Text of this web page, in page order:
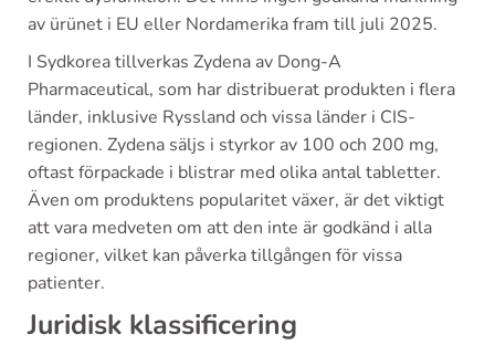
av ürünet i EU eller Nordamerika fram till juli 2025.
I Sydkorea tillverkas Zydena av Dong-A
Pharmaceutical, som har distribuerat produkten i flera
länder, inklusive Ryssland och vissa länder i CIS-
regionen. Zydena säljs i styrkor av 100 och 200 mg,
oftast förpackade i blistrar med olika antal tabletter.
Även om produktens popularitet växer, är det viktigt
att vara medveten om att den inte är godkänd i alla
regioner, vilket kan påverka tillgången för vissa
patienter.
Juridisk klassificering